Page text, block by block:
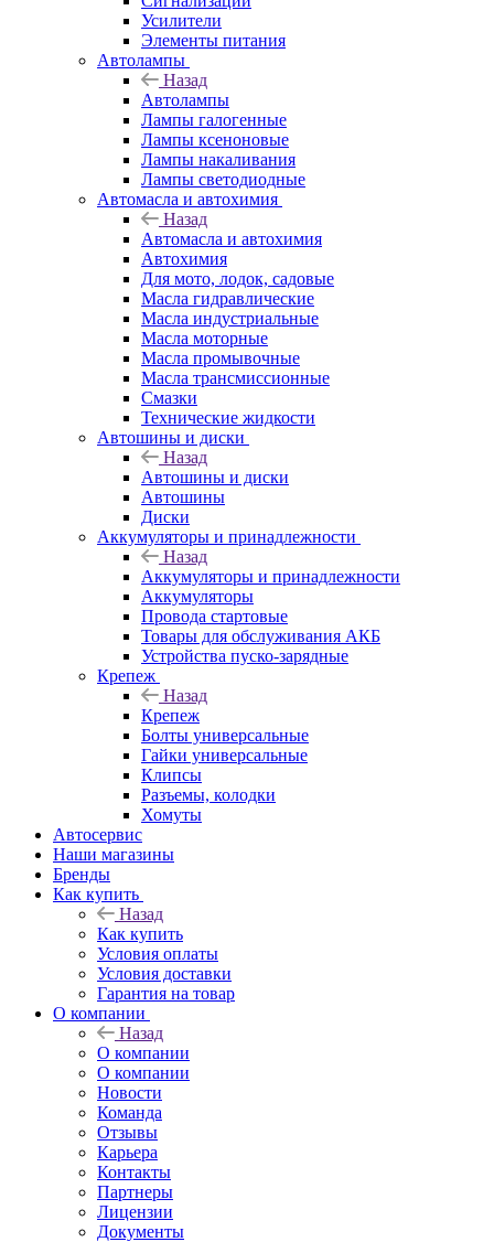
Усилители
Элементы питания
Автолампы
Назад
Автолампы
Лампы галогенные
Лампы ксеноновые
Лампы накаливания
Лампы светодиодные
Автомасла и автохимия
Назад
Автомасла и автохимия
Автохимия
Для мото, лодок, садовые
Масла гидравлические
Масла индустриальные
Масла моторные
Масла промывочные
Масла трансмиссионные
Смазки
Технические жидкости
Автошины и диски
Назад
Автошины и диски
Автошины
Диски
Аккумуляторы и принадлежности
Назад
Аккумуляторы и принадлежности
Аккумуляторы
Провода стартовые
Товары для обслуживания АКБ
Устройства пуско-зарядные
Крепеж
Назад
Крепеж
Болты универсальные
Гайки универсальные
Клипсы
Разъемы, колодки
Хомуты
Автосервис
Наши магазины
Бренды
Как купить
Назад
Как купить
Условия оплаты
Условия доставки
Гарантия на товар
О компании
Назад
О компании
О компании
Новости
Команда
Отзывы
Карьера
Контакты
Партнеры
Лицензии
Документы